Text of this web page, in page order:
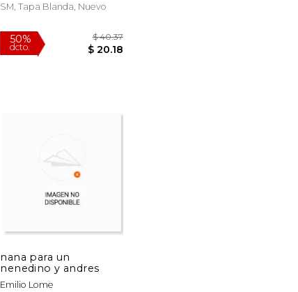
SM, Tapa Blanda, Nuevo
nana para un
nenedino y andres
Emilio Lome